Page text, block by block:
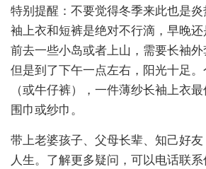
特别提醒：不要觉得冬季来此也是
袖上衣和短裤是绝对不行滴，早晚
前去一些小岛或者上山，需要长袖外
但是到了下午一点左右，阳光十足
（或牛仔裤），一件薄纱长袖上衣
围巾或纱巾。
带上老婆孩子、父母长辈、知己好
人生。了解更多疑问，可以电话联